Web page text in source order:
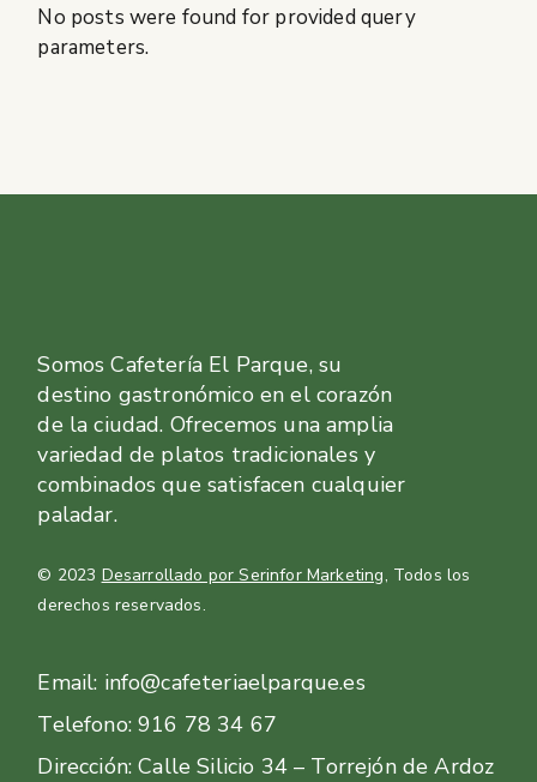
No posts were found for provided query
parameters.
Somos Cafetería El Parque, su
destino gastronómico en el corazón
de la ciudad. Ofrecemos una amplia
variedad de platos tradicionales y
combinados que satisfacen cualquier
paladar.
© 2023 Desarrollado por Serinfor Marketing, Todos los
derechos reservados.
Email: info@cafeteriaelparque.es
Telefono: 916 78 34 67
Dirección: Calle Silicio 34 – Torrejón de Ardoz